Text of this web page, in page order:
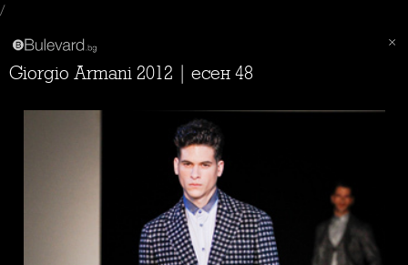
/
Giorgio Armani 2012 | есен 48